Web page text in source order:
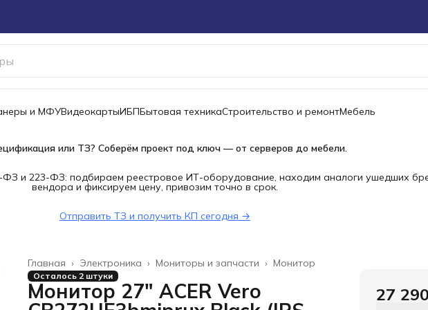
и МФУВидеокартыИБПБытовая техникаСтроительство и ремонтМебель
или ТЗ? Соберём проект под ключ — от серверов до мебели.
и 223-ФЗ: подбираем реестровое ИТ-оборудование, находим аналоги ушедших
вендора и фиксируем цену, привозим точно в срок.
Отправить ТЗ и получить КП сегодня →
Монитор
Мониторы и запчасти ›
Электроника ›
Главная ›
Осталось 2 штуки
Монитор 27" ACER Vero
27